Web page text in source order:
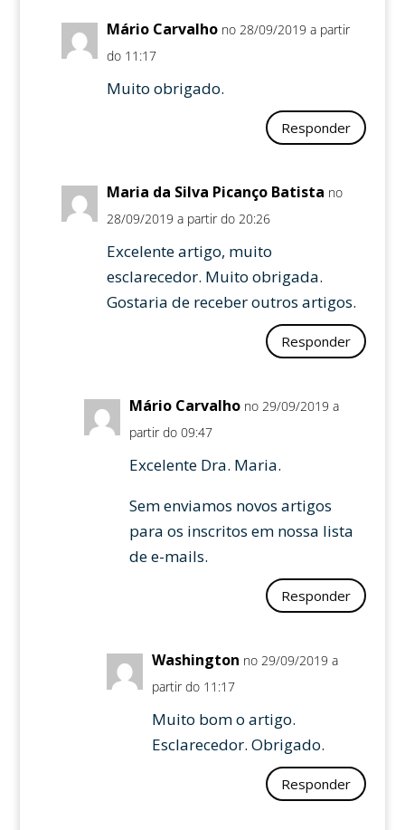
Mário Carvalho no 28/09/2019 a partir
do 11:17
Muito obrigado.
Responder
Maria da Silva Picanço Batista no
28/09/2019 a partir do 20:26
Excelente artigo, muito
esclarecedor. Muito obrigada.
Gostaria de receber outros artigos.
Responder
Mário Carvalho no 29/09/2019 a
partir do 09:47
Excelente Dra. Maria.
Sem enviamos novos artigos
para os inscritos em nossa lista
de e-mails.
Responder
Washington no 29/09/2019 a
partir do 11:17
Muito bom o artigo.
Esclarecedor. Obrigado.
Responder